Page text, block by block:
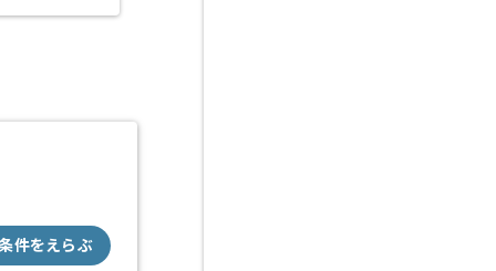
件をえらぶ